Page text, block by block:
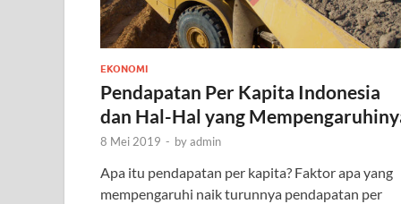
EKONOMI
Pendapatan Per Kapita Indonesia
dan Hal-Hal yang
8 Mei 2019 - byadmin
Apa itu pendapatan per kapita? Faktor apa yang
mempengaruhi naik turunnya pendapatan per